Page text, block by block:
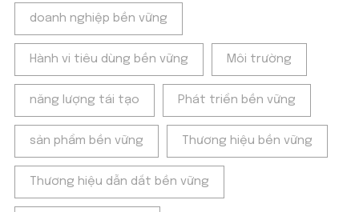
doanh nghiệp bền vững
Hành vi tiêu dùng bền vững Môi trường
năng lượng tái tạo Phát triển bền vững
sản phẩm bền vững Thương hiệu bền vững
Thương hiệu dẫn dắt bền vững